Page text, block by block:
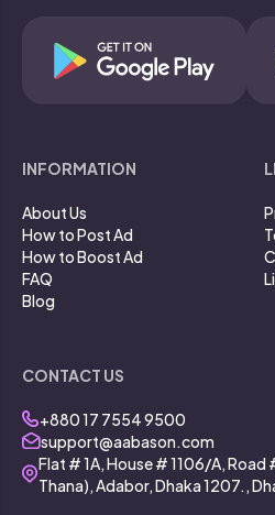
INFORMATION
About Us
How to Post Ad
How to Boost Ad
FAQ
Blog
CONTACT US
+880 17 7554 9500
support@aabason.com
Flat # 1A, House # 1106/A, Road
Thana), Adabor, Dhaka 1207.,